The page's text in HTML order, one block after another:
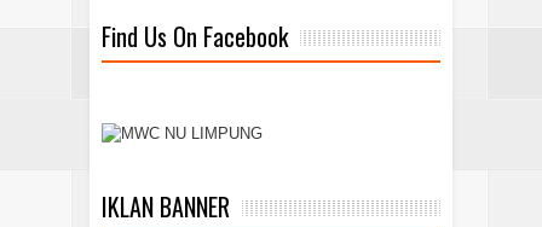
Find Us On Facebook
IKLAN BANNER